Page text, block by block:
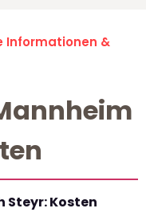
Informationen &
Steyr: Kosten